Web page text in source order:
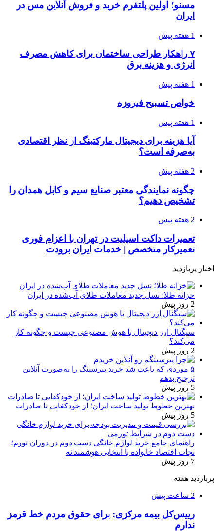
مسنو؛ اولین پلتفرم خرید و فروش آنلاین مس در
ایران
1 هفته پیش
۷ راهکار طراحی ساختمان برای کاهش مصرف
انرژی و هزینه برق
1 هفته پیش
خواص تسبیح فیروزه
1 هفته پیش
آیا هزینه برای دیجیتال مارکتینگ از نظر اقتصادی
به‌صرفه است؟
2 هفته پیش
چگونه نمایندگی معتبر صنایع سیم و کابل همدان را
تشخیص دهیم؟
2 هفته پیش
تعمیرات داکت اسپلیت در تهران با اعزام فوری
تعمیرکار متخصص | خدمات ایران برودت
اخبار پربازدید
خزانه طلا؛ نسل جدید معاملات طلای آب‌شده در ایران
2 روز پیش
سیگنال ارز دیجیتال با هوش مصنوعی چیست و چگونه کار
می‌کند؟
2 روز پیش
۵ موردی که باعث شد خرید پیرسینگ را به‌صورت آنلاین
ترجیح بدهم
5 روز پیش
بهترین خطوط تولید ساخت ایران؛ از خودکفایی تا صادرات
5 روز پیش
راهنمای جامع خرید لوازم خانگی دست دوم در دوران تورم؛
نجات اقتصاد خانواده با انتخابی هوشمندانه
7 روز پیش
پربازدید هفته
2 ساعت پیش
رییس‌کل بیمه مرکزی: برای حقوق مردم خط قرمز
ندارم